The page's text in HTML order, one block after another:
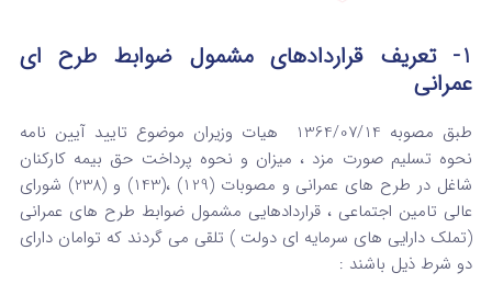
1-
تعریف قراردادهای مشمول ضوابط طرح ای
عمرانی
طبق مصوبه 1364/07/14 هیات وزیران موضوع تایید آیین نامه
نحوه تسلیم صورت مزد ، میزان و نحوه پرداخت حق بیمه کارکنان
شاغل در طرح های عمرانی و مصوبات (129) ،(143) و (238) شورای
عالی تامین اجتماعی ، قراردادهایی مشمول ضوابط طرح های عمرانی
(تملک دارایی های سرمایه ای دولت ) تلقی می گردند که توامان دارای
دو شرط ذیل باشند :